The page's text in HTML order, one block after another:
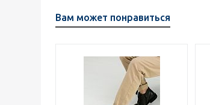
Вам может понравиться